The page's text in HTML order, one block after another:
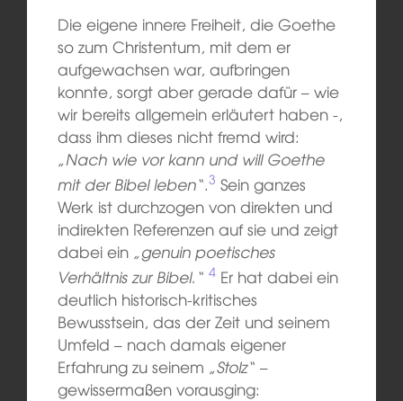
Die eigene innere Freiheit, die Goethe
so zum Christentum, mit dem er
aufgewachsen war, aufbringen
konnte, sorgt aber gerade dafür – wie
wir bereits allgemein erläutert haben -,
dass ihm dieses nicht fremd wird:
„Nach wie vor kann und will Goethe
mit der Bibel leben“.3 Sein ganzes
Werk ist durchzogen von direkten und
indirekten Referenzen auf sie und zeigt
dabei ein „genuin poetisches
Verhältnis zur Bibel.“ 4Er hat dabei ein
deutlich historisch-kritisches
Bewusstsein, das der Zeit und seinem
Umfeld – nach damals eigener
Erfahrung zu seinem „Stolz“ –
gewissermaßen vorausging: